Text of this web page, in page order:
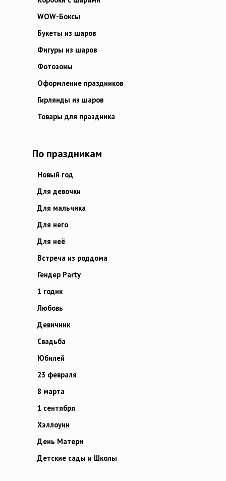
WOW-Боксы
Букеты из шаров
Фигуры из шаров
Фотозоны
Оформление праздников
Гирлянды из шаров
Товары для праздника
По праздникам
Новый год
Для девочки
Для мальчика
Для него
Для неё
Встреча из роддома
Гендер Party
1 годик
Любовь
Девичник
Свадьба
Юбилей
23 февраля
8 марта
1 сентября
Хэллоуин
День Матери
Детские сады и Школы